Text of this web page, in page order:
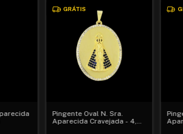
GRÁTIS
Pingente Oval N. Sra.
Aparecida Cravejada - 4,0